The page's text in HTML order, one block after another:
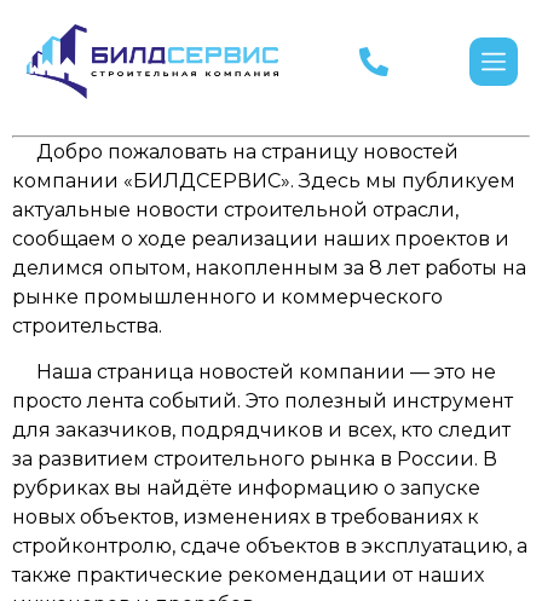
Добро пожаловать на страницу новостей
компании «БИЛДСЕРВИС». Здесь мы публикуем
актуальные новости строительной отрасли,
сообщаем о ходе реализации наших проектов и
делимся опытом, накопленным за 8 лет работы на
рынке промышленного и коммерческого
строительства.
Наша страница новостей компании — это не
просто лента событий. Это полезный инструмент
для заказчиков, подрядчиков и всех, кто следит
за развитием строительного рынка в России. В
рубриках вы найдёте информацию о запуске
новых объектов, изменениях в требованиях к
стройконтролю, сдаче объектов в эксплуатацию, а
также практические рекомендации от наших